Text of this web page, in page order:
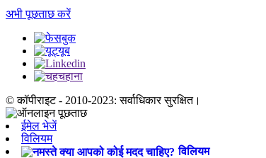
अभी पूछताछ करें
© कॉपीराइट - 2010-2023: सर्वाधिकार सुरक्षित।
ईमेल भेजें
विलियम
विलियम